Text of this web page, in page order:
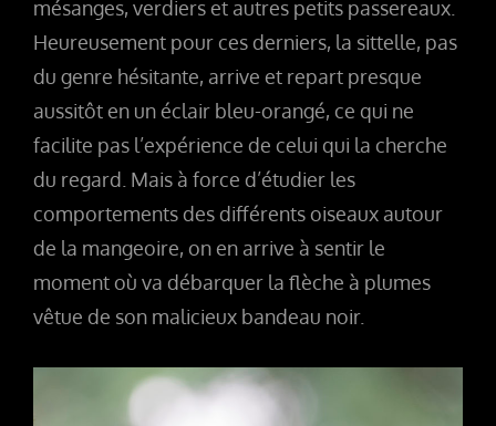
mésanges, verdiers et autres petits passereaux.
Heureusement pour ces derniers, la sittelle, pas
du genre hésitante, arrive et repart presque
aussitôt en un éclair bleu-orangé, ce qui ne
facilite pas l’expérience de celui qui la cherche
du regard. Mais à force d’étudier les
comportements des différents oiseaux autour
de la mangeoire, on en arrive à sentir le
moment où va débarquer la flèche à plumes
vêtue de son malicieux bandeau noir.